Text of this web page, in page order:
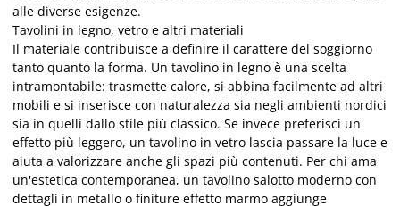
alle diverse esigenze.
Tavolini in legno, vetro e altri materiali
Il materiale contribuisce a definire il carattere del soggiorno
tanto quanto la forma. Un tavolino in legno è una scelta
intramontabile: trasmette calore, si abbina facilmente ad altri
mobili e si inserisce con naturalezza sia negli ambienti nordici
sia in quelli dallo stile più classico. Se invece preferisci un
effetto più leggero, un tavolino in vetro lascia passare la luce e
aiuta a valorizzare anche gli spazi più contenuti. Per chi ama
un'estetica contemporanea, un tavolino salotto moderno con
dettagli in metallo o finiture effetto marmo aggiunge